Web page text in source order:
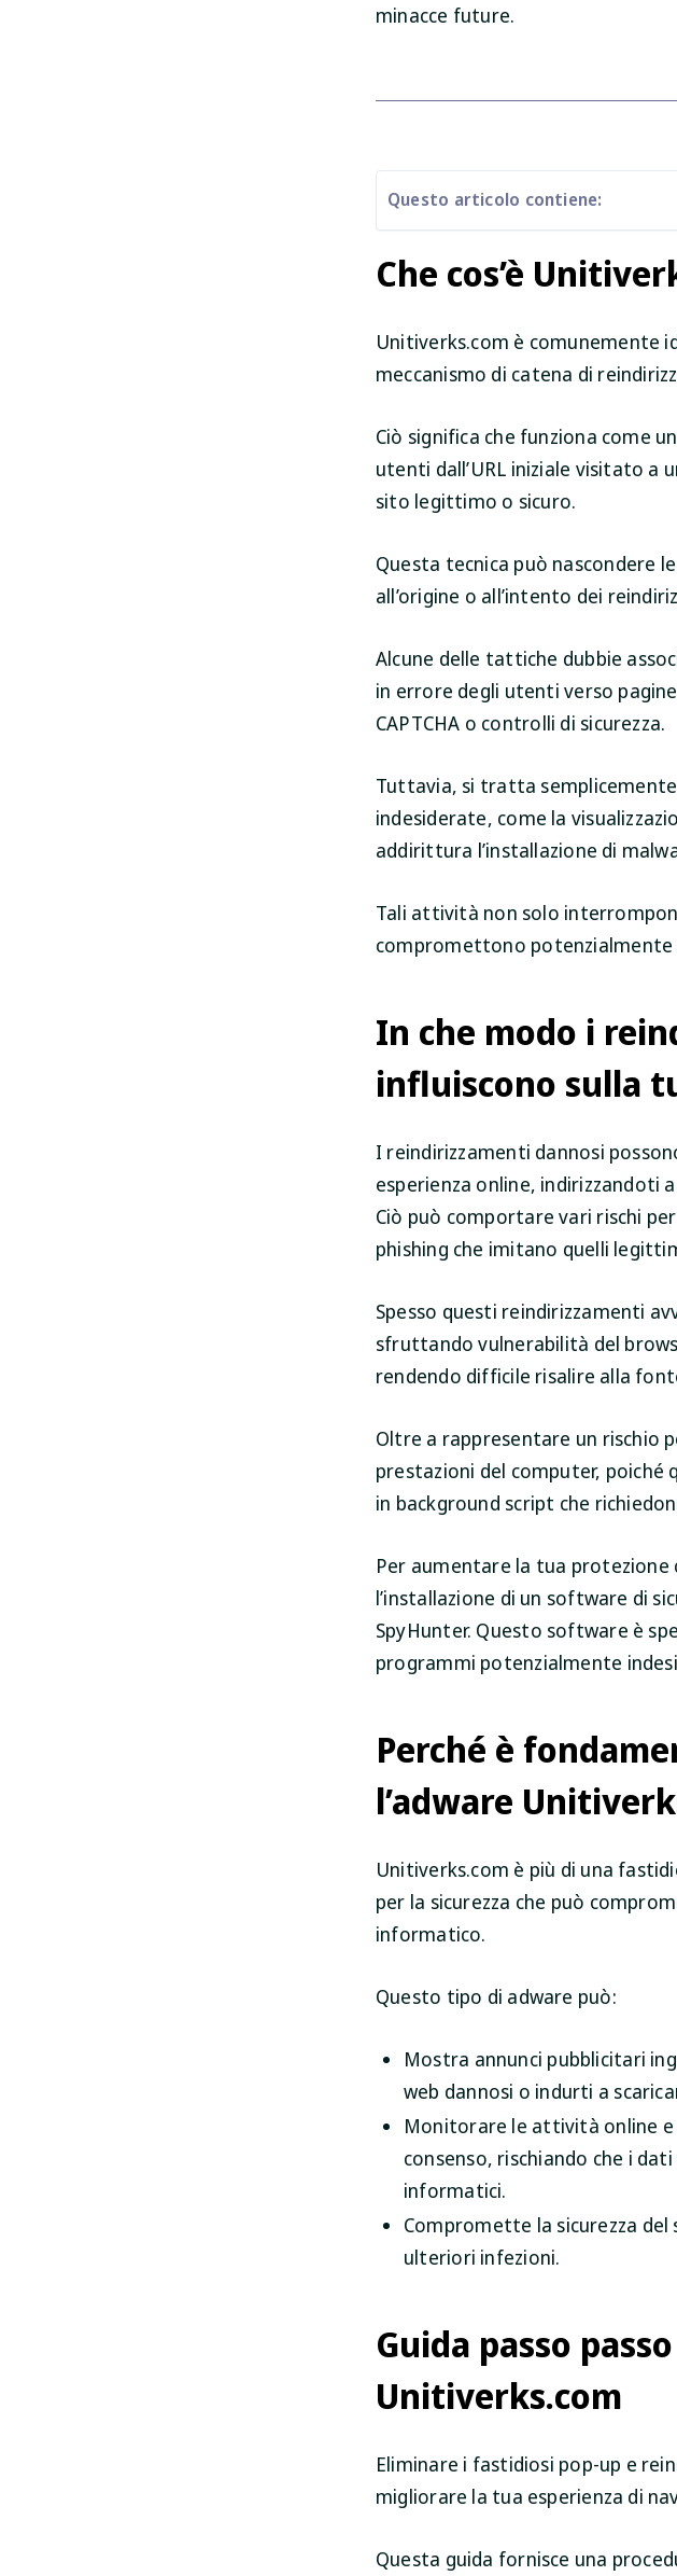
minacce future.
Questo articolo contiene:
Che cos’è
Unitiverks.com è comunemente
meccanismo di catena di
Ciò significa che funziona come
utenti dall’URL iniziale visitato a
sito legittimo o sicuro.
Questa tecnica può nascondere
all’origine o all’intento dei
Alcune delle tattiche dubbie
in errore degli utenti verso
CAPTCHA o controlli di sicurezza.
Tuttavia, si tratta
indesiderate, come la
addirittura l’installazione di
Tali attività non solo
compromettono potenzialmente
In che modo i
influiscono sulla
I reindirizzamenti dannosi
esperienza online, indirizzandoti
Ciò può comportare vari rischi
phishing che imitano quelli
Spesso questi reindirizzamenti
sfruttando vulnerabilità del
rendendo difficile risalire alla
Oltre a rappresentare un rischio
prestazioni del computer,
in background script che
Per aumentare la tua protezione
l’installazione di un software di
SpyHunter. Questo software è
programmi potenzialmente
Perché è
l’adware
Unitiverks.com è più di una
per la sicurezza che può
informatico.
Questo tipo di adware può:
Mostra annunci pubblicitari
web dannosi o indurti a
Monitorare le attività online e
consenso, rischiando che i
informatici.
Compromette la sicurezza
ulteriori infezioni.
Guida passo
Unitiverks.com
Eliminare i fastidiosi pop-up e
migliorare la tua esperienza di
Questa guida fornisce una